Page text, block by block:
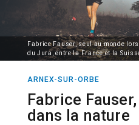
Fabrice Fauser, seul au monde
du Jura, entre la France et la
ARNEX-SUR-ORBE
Fabrice
dans la nature